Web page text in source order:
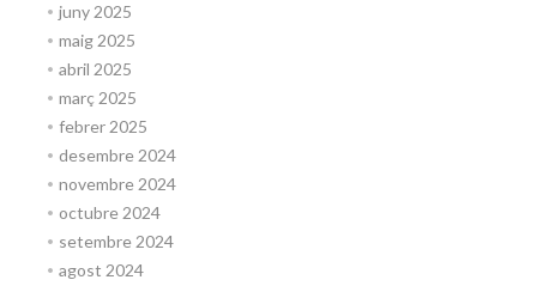
juny 2025
maig 2025
abril 2025
març 2025
febrer 2025
desembre 2024
novembre 2024
octubre 2024
setembre 2024
agost 2024